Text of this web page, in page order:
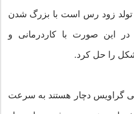
تولد زود رس است با بزرگ شدن
در این صورت با کاردرمانی و
را حل کرد.
گراویس دچار هستند به سرعت